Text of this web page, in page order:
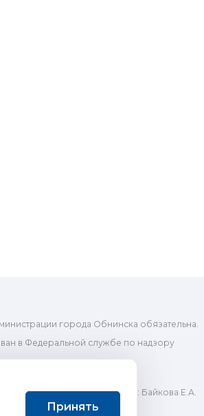
города Обнинска обязательна.
в Федеральной службе по надзору
Обнинск". Главный редактор: Байкова Е.А.
Принять